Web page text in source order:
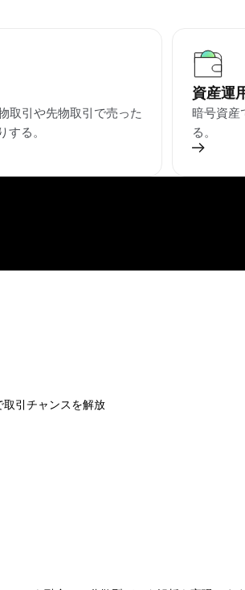
取引や先物取引で売った
する。
資産運
暗号資産
る。
取引チャンスを解放